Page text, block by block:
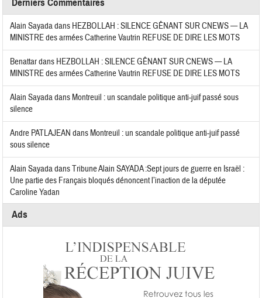
Derniers Commentaires
Alain Sayadadans HEZBOLLAH : SILENCE GÊNANT SUR CNEWS — LA
MINISTRE des armées Catherine Vautrin REFUSE DE DIRE LES MOTS
Benattardans HEZBOLLAH : SILENCE GÊNANT SUR CNEWS — LA
MINISTRE des armées Catherine Vautrin REFUSE DE DIRE LES MOTS
Alain Sayadadans Montreuil : un scandale politique anti-juif passé sous
silence
Andre PATLAJEAN dans Montreuil : un scandale politique anti-juif passé
sous silence
Alain SayadadansTribune Alain SAYADA :Sept jours de guerre en Israël :
Une partie des Français bloqués dénoncent l’inaction de la députée
Caroline Yadan
Ads